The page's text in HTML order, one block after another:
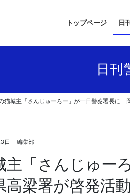
トップページ 日
日刊
猫城主「さんじゅーろー」が一日警察署長に
日 編集部
梁署が啓発活動